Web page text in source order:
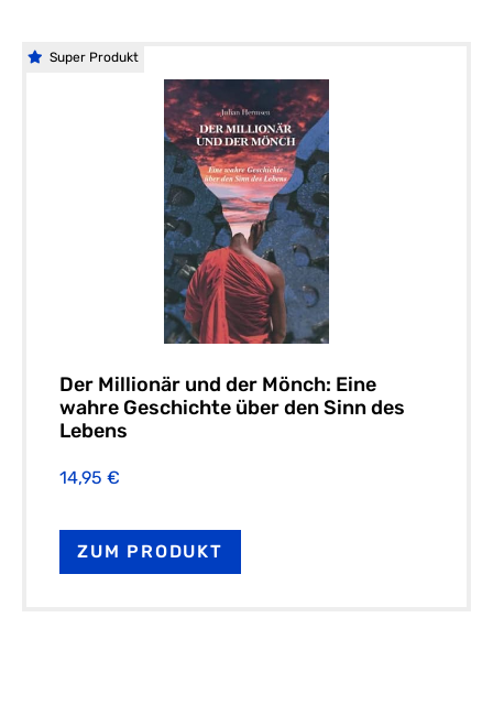
Der Millionär und der Mönch: Eine
wahre Geschichte über den Sinn des
Lebens
14,95 €
ZUM PRODUKT
Super Produkt